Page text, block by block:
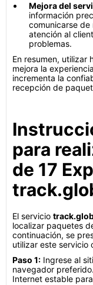
Mejora del
información
comunicarse
atención al
problemas.
En resumen, utilizar
mejora la
incrementa la
recepción de
para
de 17
El servicio
localizar paquetes
continuación, se
utilizar este servicio
Paso 1: Ingrese al
navegador
Internet estable